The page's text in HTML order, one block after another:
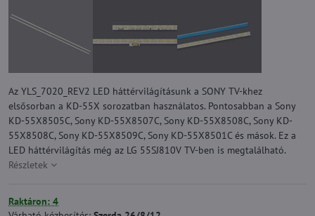
Az YLS_7020_REV2 LED háttérvilágításunk a SONY TV-khez
elsősorban a KD-55X sorozatban használatos. Pontosabban a Sony
KD-55X8505C, Sony KD-55X8507C, Sony KD-55X8508C, Sony KD-
55X8508C, Sony KD-55X8509C, Sony KD-55X8501C és mások. Ez a
LED háttérvilágítás még az LG 55SJ810V TV-ben is megtalálható.
Részletek
Raktáron: 4